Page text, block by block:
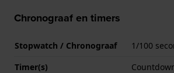
Chronograaf en timers
Stopwatch / Chronograaf
1/100
Timer(s)